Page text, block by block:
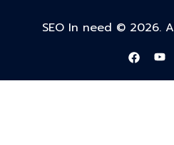
SEO In need © 2026.